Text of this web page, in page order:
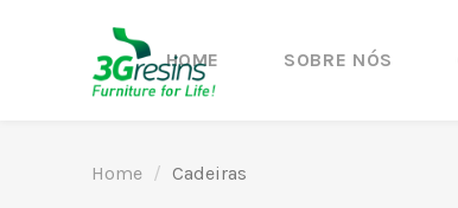
HOME SOBRE NÓS
Home Cadeiras